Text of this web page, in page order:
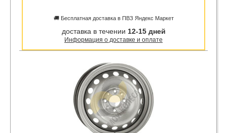
🚚 Бесплатная доставка в ПВЗ Яндекс Маркет
доставка в течении 12-15 дней
Информация о доставке и оплате